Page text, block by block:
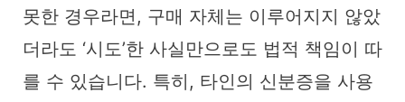
못한 경우라면, 구매 자체는 이루어지지 않았
더라도 ‘시도’한 사실만으로도 법적 책임이 따
를 수 있습니다. 특히, 타인의 신분증을 사용